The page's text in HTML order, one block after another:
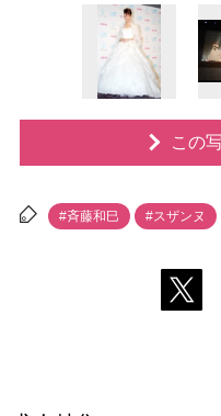
この
#斉藤和巳 #スザンヌ